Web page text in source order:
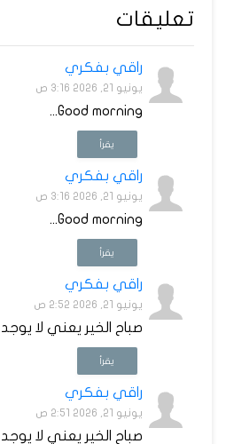
تعليقات
راقي بفكري
يونيو 21, 2026 3:16 ص
Good morning...
يقرأ
راقي بفكري
يونيو 21, 2026 3:16 ص
Good morning...
يقرأ
راقي بفكري
يونيو 21, 2026 2:52 ص
صباح الخير يعني لا
يقرأ
راقي بفكري
يونيو 21, 2026 2:51 ص
صباح الخير يعني لا